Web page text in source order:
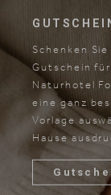
Schenken
Gutschein
Naturhotel
eine ganz
Vorlage
Hause